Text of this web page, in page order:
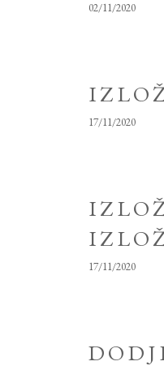
02/11/2020
17/11/2020
17/11/2020